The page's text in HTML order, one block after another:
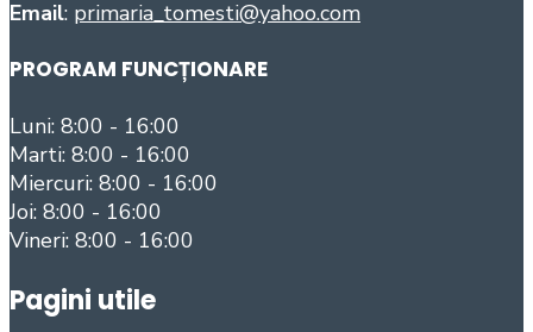
Email: primaria_tomesti@yahoo.com
PROGRAM FUNCȚIONARE
Luni: 8:00 - 16:00
Marti: 8:00 - 16:00
Miercuri: 8:00 - 16:00
Joi: 8:00 - 16:00
Vineri: 8:00 - 16:00
Pagini utile